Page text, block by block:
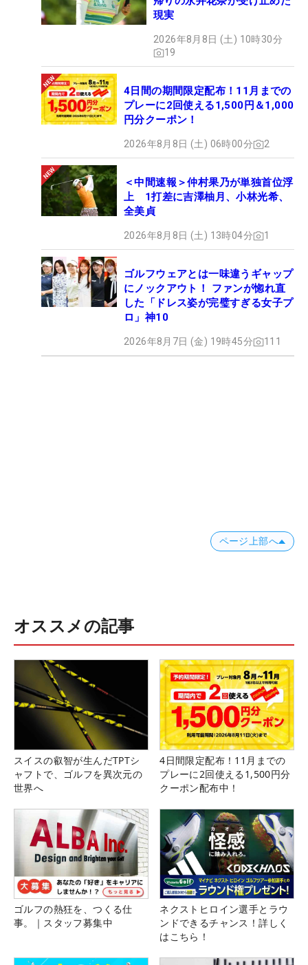
現実
2026年8月8日 (土) 10時30分
19
4日間の期間限定配布！11月までの
プレーに2回使える1,500円＆1,000
円分クーポン！
2026年8月8日 (土) 06時00分 2
＜中間速報＞仲村果乃が単独首位浮
上 1打差に吉澤柚月、小林光希、
全美貞
2026年8月8日 (土) 13時04分 1
ゴルフウェアとは一味違うギャップ
にノックアウト！ ファンが惚れ直
した「ドレス姿が完璧すぎる女子プ
ロ」神10
2026年8月7日 (金) 19時45分 111
ページ上部へ
オススメの記事
スイスの叡智が生んだTPTシ
ャフトで、ゴルフを異次元の
世界へ
4日間限定配布！11月までの
プレーに2回使える1,500円分
クーポン配布中！
ゴルフの熱狂を、つくる仕
事。｜スタッフ募集中
ネクストヒロイン選手とラウ
ンドできるチャンス！詳しく
はこちら！